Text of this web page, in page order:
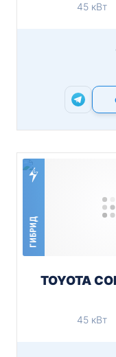
45 кВт
ГИБРИД
TOYOTA
45 кВт